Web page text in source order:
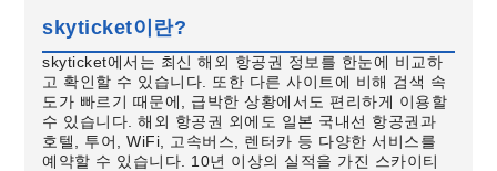
skyticket이란?
skyticket에서는 최신 해외 항공권 정보를 한눈에 비교하
고 확인할 수 있습니다. 또한 다른 사이트에 비해 검색 속
도가 빠르기 때문에, 급박한 상황에서도 편리하게 이용할
수 있습니다. 해외 항공권 외에도 일본 국내선 항공권과
호텔, 투어, WiFi, 고속버스, 렌터카 등 다양한 서비스를
예약할 수 있습니다. 10년 이상의 실적을 가진 스카이티